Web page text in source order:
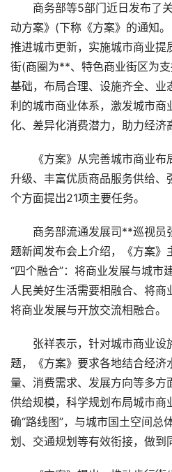
商务部等5部门近日发布了关
动方案》(下称《方案》的通知
推进城市更新，实施城市商业
街(商圈为**、特色商业街区为
基础，布局合理、设施齐全、业
利的城市商业体系，激发城市商
化、差异化消费潜力，助力经济
《方案》从完善城市商业布
升级、丰富优质商品服务供给、
个方面提出21项主要任务。
商务部流通发展司**巡视员
题新闻发布会上介绍，《方案》
“四个融合”：将商业发展与城市
人民美好生活需要相融合、将商
将商业发展与开放交流相融合。
张祥表示，针对城市商业设
题，《方案》要求各地结合经济
量、消费需求、发展方向等多
供给规模，科学规划布局城市商
确“路线图”，与城市国土空间总
划、交通规划等有效衔接，做到